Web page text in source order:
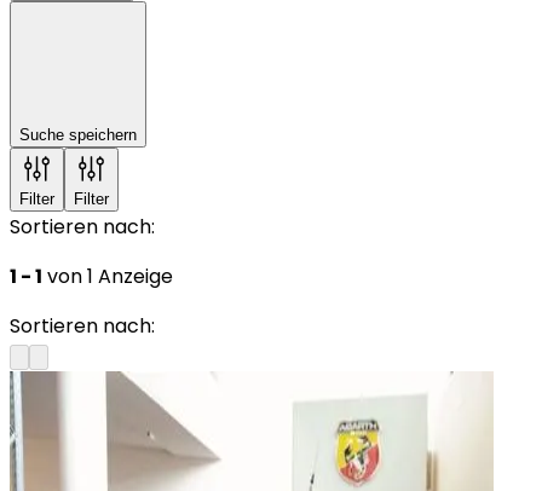
Suche speichern
Filter Filter
Sortieren nach:
1 - 1 von 1 Anzeige
Sortieren nach: